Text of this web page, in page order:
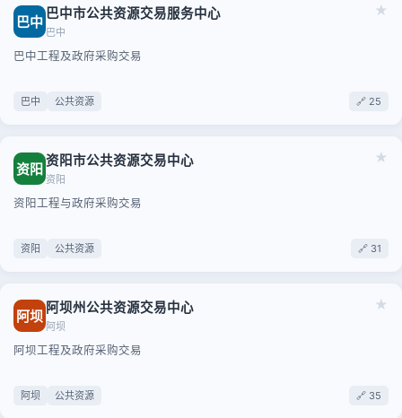
★
巴中 巴中市公共资源交易服务中心
巴中
巴中工程及政府采购交易
巴中 公共资源 🔗 25
★
资阳 资阳市公共资源交易中心
资阳
资阳工程与政府采购交易
资阳 公共资源 🔗 31
★
阿坝 阿坝州公共资源交易中心
阿坝
阿坝工程及政府采购交易
阿坝 公共资源 🔗 35